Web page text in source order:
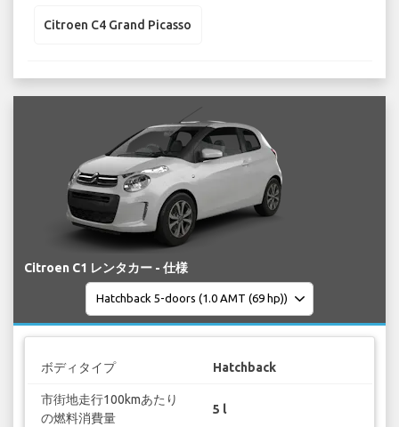
Citroen C4 Grand Picasso
Citroen C1 レンタカー - 仕様
ボディタイプ Hatchback
市街地走行100kmあたり
の燃料消費量
5 l